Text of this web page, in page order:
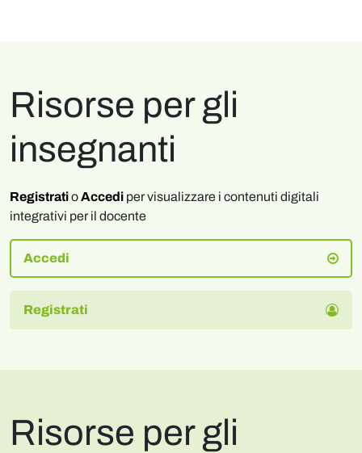
Risorse per gli
insegnanti
RegistratioAccedi per visualizzare i contenuti digitali
integrativi per il docente
Accedi
Registrati
Risorse per gli